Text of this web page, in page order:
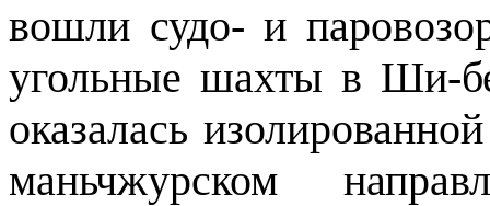
вошли судо- и
угольные шахты в Ши-
оказалась
маньчжурском